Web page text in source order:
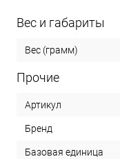
Вес и габариты
Вес (грамм)
Прочие
Артикул
Бренд
Базовая единица